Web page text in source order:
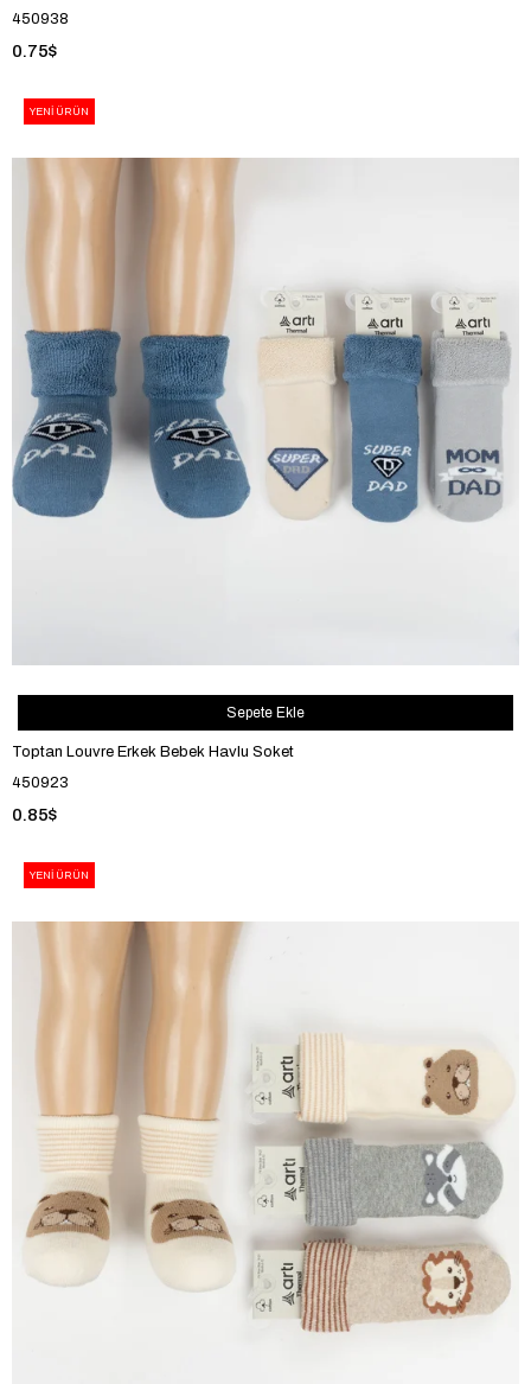
450938
0.75$
Toptan Louvre Erkek Bebek Havlu Soket
450923
0.85$
Sepete Ekle
YENI ÜRÜN
YENI ÜRÜN